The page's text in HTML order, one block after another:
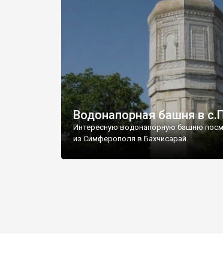
Водонапорная башня в
Интересную водонапорную башню
из Симферополя в Бахчисарай.